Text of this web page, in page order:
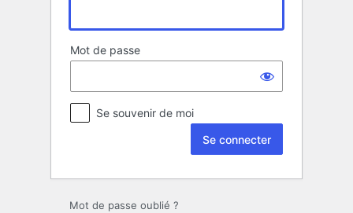
Mot de passe
Se souvenir de moi
Mot de passe oublié ?